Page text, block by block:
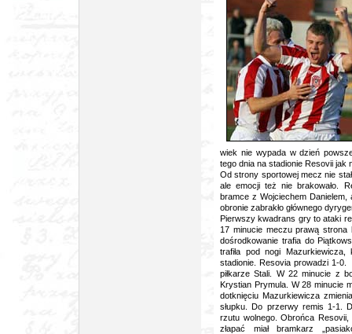
wiek nie wypada w dzień
tego dnia na stadionie Resovii jak
Od strony sportowej mecz nie
ale emocji też nie brakowało.
bramce z Wojciechem
obronie zabrakło głównego
Pierwszy kwadrans gry to ataki
17 minucie meczu prawą
dośrodkowanie trafia do
trafiła pod nogi
stadionie. Resovia prowadzi 1-
piłkarze Stali. W 22 minucie z
Krystian Prymula. W 28 minucie
dotknięciu Mazurkiewicza
słupku. Do przerwy remis 1-1.
rzutu wolnego. Obrońca Resovii,
złapać miał bramkarz